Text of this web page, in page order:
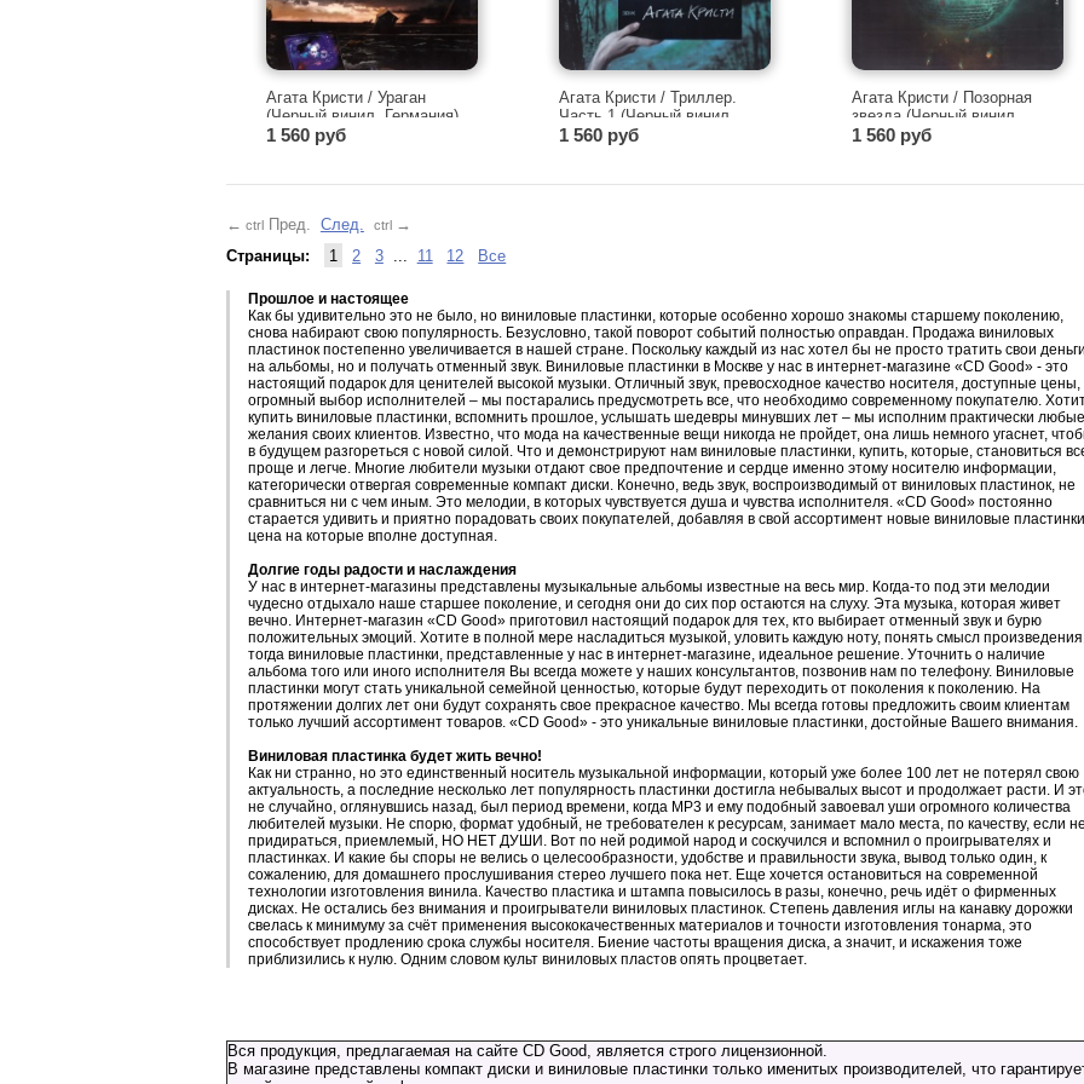
Агата Кристи / Ураган
(Черный винил, Германия)
[180g LP]
1 560 руб
Агата Кристи / Триллер.
Часть 1 (Черный винил,
Германия) [180g LP]
1 560 руб
Агата Кристи / Позорная
звезда (Черный винил,
Германия) [180g LP]
1 560 руб
← ctrl Пред. След. ctrl →
Страницы:
1 2 3 11 12 Все
Прошлое и настоящее
Как бы удивительно это не было, но виниловые пластинки, которые особенно хорошо знакомы старшему поколению,
снова набирают свою популярность. Безусловно, такой поворот событий полностью оправдан. Продажа виниловых
пластинок постепенно увеличивается в нашей стране. Поскольку каждый из нас хотел бы не просто тратить свои деньги
на альбомы, но и получать отменный звук. Виниловые пластинки в Москве у нас в интернет-магазине «CD Good» - это
настоящий подарок для ценителей высокой музыки. Отличный звук, превосходное качество носителя, доступные цены,
огромный выбор исполнителей – мы постарались предусмотреть все, что необходимо современному покупателю.
купить виниловые пластинки, вспомнить прошлое, услышать шедевры минувших лет – мы исполним практически любые
желания своих клиентов. Известно, что мода на качественные вещи никогда не пройдет, она лишь немного угаснет,
в будущем разгореться с новой силой. Что и демонстрируют нам виниловые пластинки, купить, которые, становиться
проще и легче. Многие любители музыки отдают свое предпочтение и сердце именно этому носителю информации,
категорически отвергая современные компакт диски. Конечно, ведь звук, воспроизводимый от виниловых пластинок, не
сравниться ни с чем иным. Это мелодии, в которых чувствуется душа и чувства исполнителя. «CD Good» постоянно
старается удивить и приятно порадовать своих покупателей, добавляя в свой ассортимент новые виниловые пластинки,
цена на которые вполне доступная.
Долгие годы радости и наслаждения
У нас в интернет-магазины представлены музыкальные альбомы известные на весь мир. Когда-то под эти мелодии
чудесно отдыхало наше старшее поколение, и сегодня они до сих пор остаются на слуху. Эта музыка, которая живет
вечно. Интернет-магазин «CD Good» приготовил настоящий подарок для тех, кто выбирает отменный звук и бурю
положительных эмоций. Хотите в полной мере насладиться музыкой, уловить каждую ноту, понять смысл произведения,
тогда виниловые пластинки, представленные у нас в интернет-магазине, идеальное решение. Уточнить о наличие
альбома того или иного исполнителя Вы всегда можете у наших консультантов, позвонив нам по телефону. Виниловые
пластинки могут стать уникальной семейной ценностью, которые будут переходить от поколения к поколению. На
протяжении долгих лет они будут сохранять свое прекрасное качество. Мы всегда готовы предложить своим клиентам
только лучший ассортимент товаров. «CD Good» - это уникальные виниловые пластинки, достойные Вашего внимания.
Виниловая пластинка будет жить вечно!
Как ни странно, но это единственный носитель музыкальной информации, который уже более 100 лет не потерял свою
актуальность, а последние несколько лет популярность пластинки достигла небывалых высот и продолжает расти. И
не случайно, оглянувшись назад, был период времени, когда MP3 и ему подобный завоевал уши огромного количества
любителей музыки. Не спорю, формат удобный, не требователен к ресурсам, занимает мало места, по качеству, если не
придираться, приемлемый, НО НЕТ ДУШИ. Вот по ней родимой народ и соскучился и вспомнил о проигрывателях и
пластинках. И какие бы споры не велись о целесообразности, удобстве и правильности звука, вывод только один, к
сожалению, для домашнего прослушивания стерео лучшего пока нет. Еще хочется остановиться на современной
технологии изготовления винила. Качество пластика и штампа повысилось в разы, конечно, речь идёт о фирменных
дисках. Не остались без внимания и проигрыватели виниловых пластинок. Степень давления иглы на канавку дорожки
свелась к минимуму за счёт применения высококачественных материалов и точности изготовления тонарма, это
способствует продлению срока службы носителя. Биение частоты вращения диска, а значит, и искажения тоже
приблизились к нулю. Одним словом культ виниловых пластов опять процветает.
Вся продукция, предлагаемая на сайте CD Good, является строго лицензионной.
В магазине представлены компакт диски и виниловые пластинки только именитых производителей, что